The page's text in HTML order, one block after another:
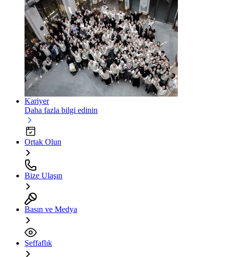
Kariyer
Daha fazla bilgi edinin
Ortak Olun
Bize Ulaşın
Basın ve Medya
Şeffaflık